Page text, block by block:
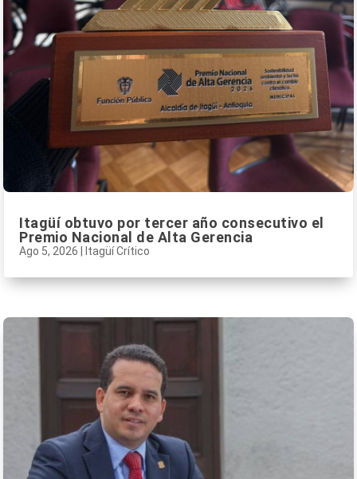
Itagüí obtuvo por tercer año consecutivo el
Premio Nacional de Alta Gerencia
Ago 5, 2026 Itagüí Crítico